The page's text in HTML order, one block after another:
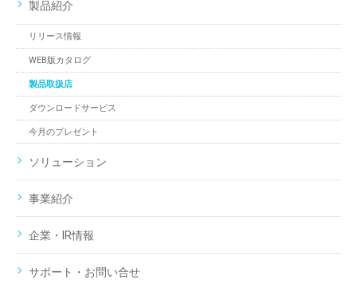
製品紹介
リリース情報
WEB版カタログ
製品取扱店
ダウンロードサービス
今月のプレゼント
ソリューション
事業紹介
企業・IR情報
サポート・お問い合せ